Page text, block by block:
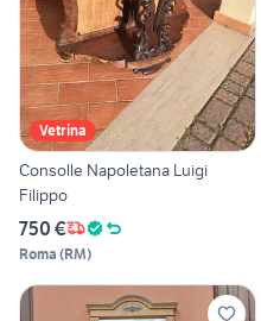
Vetrina
Consolle Napoletana Luigi
Filippo
750 €
Roma (RM)